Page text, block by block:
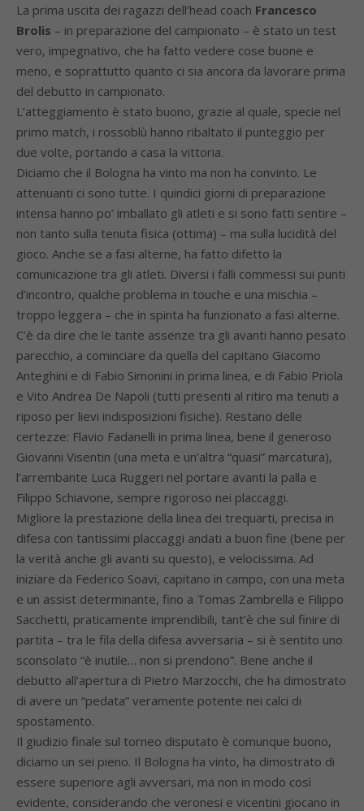
La prima uscita dei ragazzi dell’head coach Francesco
Brolis – in preparazione del campionato – è stato un test
vero, impegnativo, che ha fatto vedere cose buone e
meno, e soprattutto quanto ci sia ancora da lavorare prima
del debutto in campionato.
L’atteggiamento è stato buono, grazie al quale, specie nel
primo match, i rossoblù hanno ribaltato il punteggio per
due volte, portando a casa la vittoria.
Diciamo che il Bologna ha vinto ma non ha convinto. Le
attenuanti ci sono tutte. I quindici giorni di preparazione
intensa hanno po’ imballato gli atleti e si sono fatti sentire –
non tanto sulla tenuta fisica (ottima) – ma sulla lucidità del
gioco. Anche se a fasi alterne, ha fatto difetto la
comunicazione tra gli atleti. Diversi i falli commessi sui punti
d’incontro, qualche problema in touche e una mischia –
troppo leggera – che in spinta ha funzionato a fasi alterne.
C’è da dire che le tante assenze tra gli avanti hanno pesato
parecchio, a cominciare da quella del capitano Giacomo
Anteghini e di Fabio Simonini in prima linea, e di Fabio Priola
e Vito Andrea De Napoli (tutti presenti al ritiro ma tenuti a
riposo per lievi indisposizioni fisiche). Restano delle
certezze: Flavio Fadanelli in prima linea, bene il generoso
Giovanni Visentin (una meta e un’altra “quasi” marcatura),
l’arrembante Luca Ruggeri nel portare avanti la palla e
Filippo Schiavone, sempre rigoroso nei placcaggi.
Migliore la prestazione della linea dei trequarti, precisa in
difesa con tantissimi placcaggi andati a buon fine (bene per
la verità anche gli avanti su questo), e velocissima. Ad
iniziare da Federico Soavi, capitano in campo, con una meta
e un assist determinante, fino a Tomas Zambrella e Filippo
Sacchetti, praticamente imprendibili, tant’è che sul finire di
partita – tra le fila della difesa avversaria – si è sentito uno
sconsolato “è inutile… non si prendono”. Bene anche il
debutto all’apertura di Pietro Marzocchi, che ha dimostrato
di avere un “pedata” veramente potente nei calci di
spostamento.
Il giudizio finale sul torneo disputato è comunque buono,
diciamo un sei pieno. Il Bologna ha vinto, ha dimostrato di
essere superiore agli avversari, ma non in modo così
evidente, considerando che veronesi e vicentini giocano in